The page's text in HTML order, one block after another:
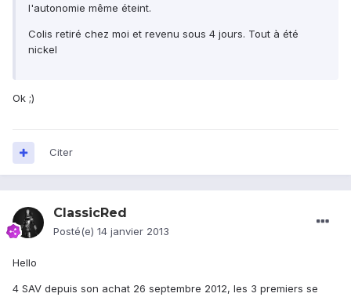
l'autonomie même éteint.
Colis retiré chez moi et revenu sous 4 jours. Tout à été
nickel
Ok ;)
Citer
ClassicRed
Posté(e) 14 janvier 2013
Hello
4 SAV depuis son achat 26 septembre 2012, les 3 premiers se